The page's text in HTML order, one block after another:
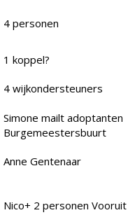
4 personen
1 koppel?
4 wijkondersteuners
Simone mailt adoptanten
Burgemeestersbuurt
Anne Gentenaar
Nico+ 2 personen Vooruit